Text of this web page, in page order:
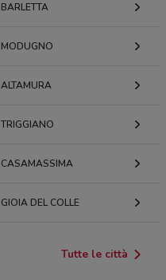
BARLETTA
MODUGNO
ALTAMURA
TRIGGIANO
CASAMASSIMA
GIOIA DEL COLLE
Tutte le città